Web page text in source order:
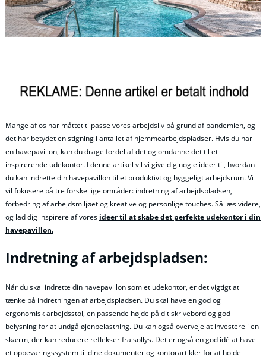
Mange af os har måttet tilpasse vores arbejdsliv på grund af pandemien, og
det har betydet en stigning i antallet af hjemmearbejdspladser. Hvis du har
en havepavillon, kan du drage fordel af det og omdanne det til et
inspirerende udekontor. I denne artikel vil vi give dig nogle ideer til, hvordan
du kan indrette din havepavillon til et produktivt og hyggeligt arbejdsrum. Vi
vil fokusere på tre forskellige områder: indretning af arbejdspladsen,
forbedring af arbejdsmiljøet og kreative og personlige touches. Så læs videre,
og lad dig inspirere af vores ideer til at skabe det perfekte udekontor i din
havepavillon.
Indretning af arbejdspladsen:
Når du skal indrette din havepavillon som et udekontor, er det vigtigt at
tænke på indretningen af arbejdspladsen. Du skal have en god og
ergonomisk arbejdsstol, en passende højde på dit skrivebord og god
belysning for at undgå øjenbelastning. Du kan også overveje at investere i en
skærm, der kan reducere reflekser fra sollys. Det er også en god idé at have
et opbevaringssystem til dine dokumenter og kontorartikler for at holde